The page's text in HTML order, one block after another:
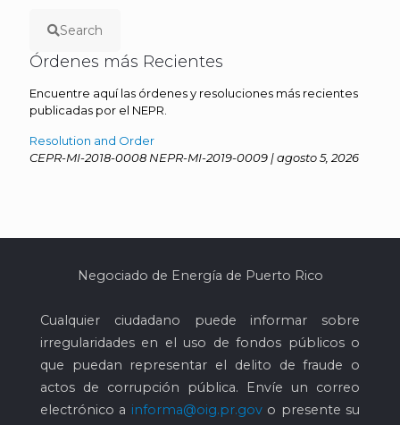
Search
Órdenes más Recientes
Encuentre aquí las órdenes y resoluciones más recientes
publicadas por el NEPR.
Resolution and Order
CEPR-MI-2018-0008 NEPR-MI-2019-0009 | agosto 5, 2026
Negociado de Energía de Puerto Rico
Cualquier ciudadano puede informar sobre
irregularidades en el uso de fondos públicos o
que puedan representar el delito de fraude o
actos de corrupción pública. Envíe un correo
electrónico a informa@oig.pr.govo presente su